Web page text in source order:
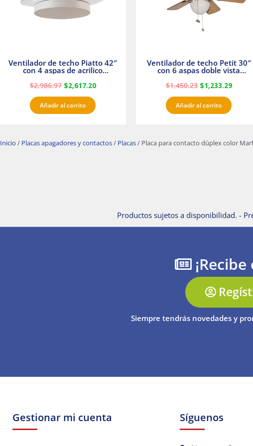
Ventilador de techo Piatto 42″
con 4 aspas de acrilico
$2,986.97 $2,617.20
Añadir al carrito
Ventilador de techo Petit 30″
con 6 aspas doble vista
$1,450.23 $1,233.29
Añadir al carrito
Inicio / Placas apagadores y contactos/ Placas/ Placa para contacto dúplex color
Productos sujetos a disponibilidad. -
Siempre tendrás novedades y
Gestionar mi cuenta Síguenos